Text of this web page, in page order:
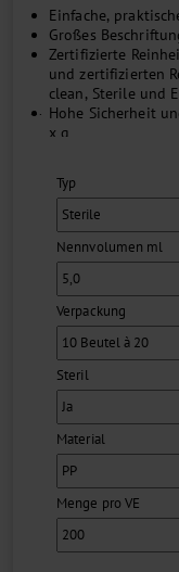
Einfache,
Großes
Zertifizierte
und zertifizierten
clean, Sterile und
Hohe Sicherheit
x g
...
Typ
Nennvolumen ml
Verpackung
Steril
Material
Menge pro VE